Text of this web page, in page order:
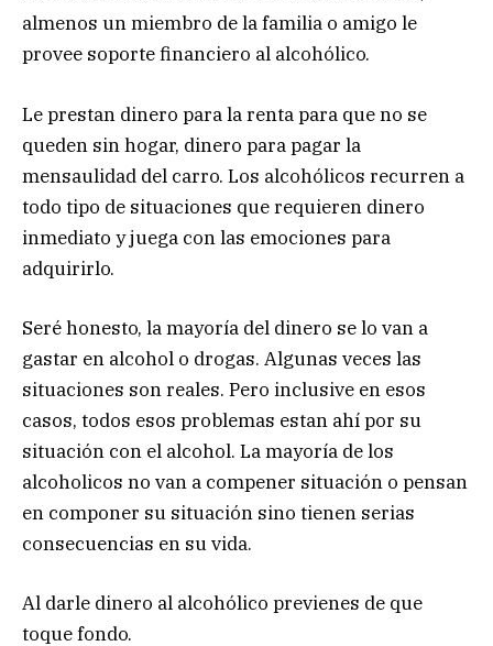
almenos un miembro de la familia o amigo le
provee soporte financiero al alcohólico.
Le prestan dinero para la renta para que no se
queden sin hogar, dinero para pagar la
mensaulidad del carro. Los alcohólicos recurren a
todo tipo de situaciones que requieren dinero
inmediato y juega con las emociones para
adquirirlo.
Seré honesto, la mayoría del dinero se lo van a
gastar en alcohol o drogas. Algunas veces las
situaciones son reales. Pero inclusive en esos
casos, todos esos problemas estan ahí por su
situación con el alcohol. La mayoría de los
alcoholicos no van a compener situación o pensan
en componer su situación sino tienen serias
consecuencias en su vida.
Al darle dinero al alcohólico previenes de que
toque fondo.